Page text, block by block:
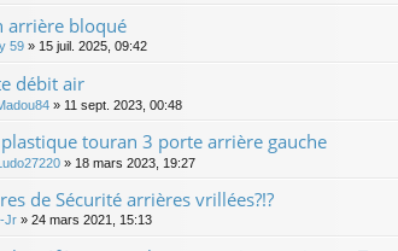
arrière bloqué
59 » 15 juil. 2025, 09:42
débit air
» 11 sept. 2023, 00:48
plastique touran 3 porte arrière gauche
» 18 mars 2023, 19:27
de Sécurité arrières vrillées?!?
Jr » 24 mars 2021, 15:13